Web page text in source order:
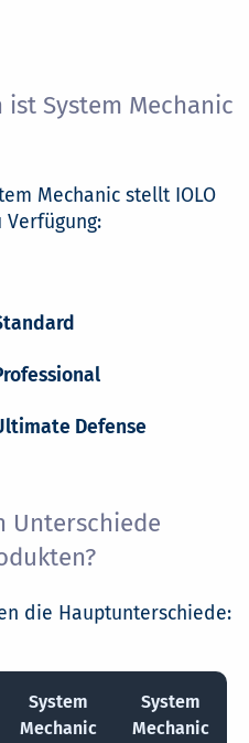
System Mechanic
Mechanic stellt IOLO
Defense
Unterschiede
die Hauptunterschiede:
System
Mechanic
System
Mechanic